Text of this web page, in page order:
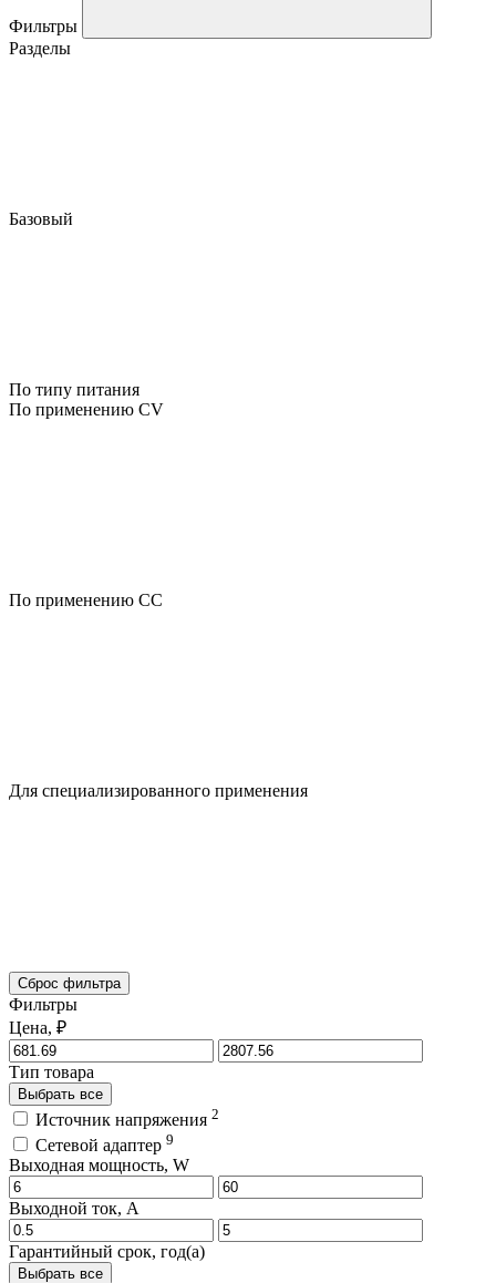
Фильтры
Разделы
Базовый
По типу питания
По применению CV
По применению CC
Для специализированного применения
Сброс фильтра
Фильтры
Цена, ₽
Тип товара
Выбрать все
Источник напряжения 2
Сетевой адаптер 9
Выходная мощность, W
Выходной ток, A
Гарантийный срок, год(а)
Выбрать все